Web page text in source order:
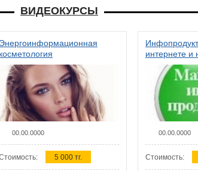
ВИДЕОКУРСЫ
Энергоинформационная
косметология
00.00.0000
5 000 тг.
интернете и
00.00.0000
Стоимость: